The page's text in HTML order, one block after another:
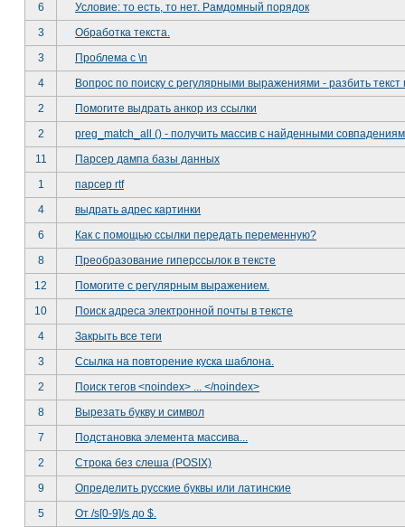
6
Условие: то есть, то нет. Рамдомный порядок
3
Обработка текста.
3
Проблема с \n
4
Вопрос по поиску с регулярными выражениями - разбить
2
Помогите выдрать анкор из ссылки
2
preg_match_all () - получить массив с найденными
11
Парсер дампа базы данных
1
парсер rtf
4
выдрать адрес картинки
6
Как с помощью ссылки передать переменную?
8
Преобразование гиперссылок в тексте
12
Помогите с регулярным выражением.
10
Поиск адреса электронной почты в тексте
4
Закрыть все теги
3
Ссылка на повторение куска шаблона.
2
Поиск тегов <noindex> ... </noindex>
8
Вырезать букву и символ
7
Подстановка элемента массива...
2
Строка без слеша (POSIX)
9
Определить русские буквы или латинские
5
От /s[0-9]/s до $.